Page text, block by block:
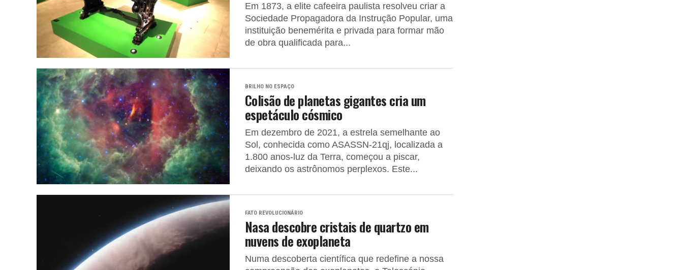
Em 1873, a elite cafeeira paulista resolveu criar a
Sociedade Propagadora da Instrução Popular, uma
instituição benemérita e privada para formar mão
de obra qualificada para...
BRILHO NO ESPAÇO
Colisão de planetas gigantes cria um
espetáculo cósmico
Em dezembro de 2021, a estrela semelhante ao
Sol, conhecida como ASASSN-21qj, localizada a
1.800 anos-luz da Terra, começou a piscar,
deixando os astrônomos perplexos. Este...
FATO REVOLUCIONÁRIO
Nasa descobre cristais de quartzo em
nuvens de exoplaneta
Numa descoberta científica que redefine a nossa